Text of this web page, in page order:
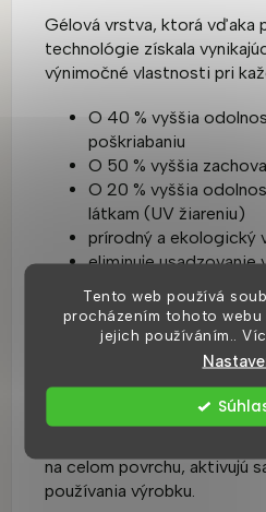
Tento web používá
procházením tohoto webu
jejich používáním..
Gélová vrstva, ktorá vďaka
technológie získala
výnimočné vlastnosti pri
O 40 % vyššia
poškriabaniu
O 50 % vyššia
O 20 % vyššia
látkam (UV žiareniu)
prírodný a ekologický
eliminuje usadzovanie
kameňa
zachováva čistotu
zabraňuje rastu baktérií
Povrchová úprava
Inovatívna mikrobiologická
na celom povrchu, aktivujú
používania výrobku.